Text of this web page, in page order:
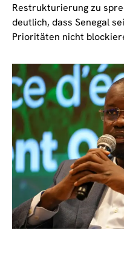
Restrukturierung zu
deutlich, dass Senegal
Prioritäten nicht